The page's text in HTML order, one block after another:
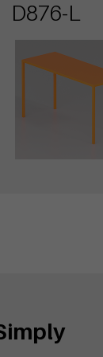
Simply con
piano in
lamiera
D876-L